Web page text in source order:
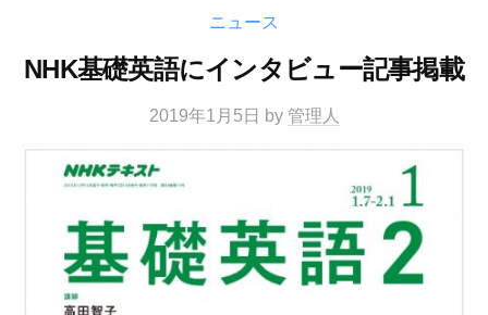
ニュース
NHK基礎英語にインタビュー記事掲載
2019年1月5日 by 管理人